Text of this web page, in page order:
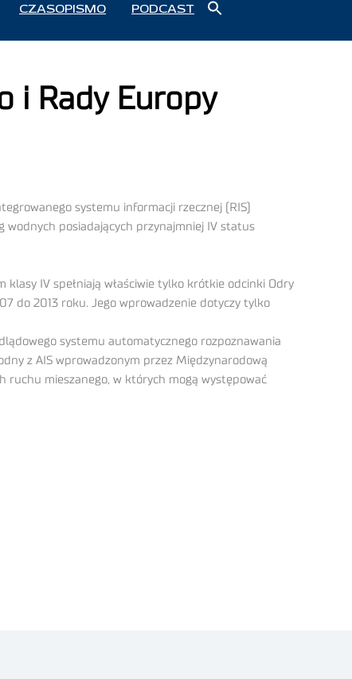
CZASOPISMO PODCAST
i Rady Europy
systemu informacji rzecznej (RIS)
wodnych posiadających przynajmniej IV status
IV spełniają właściwie tylko krótkie odcinki Odry
do 2013 roku. Jego wprowadzenie dotyczy tylko
systemu automatycznego rozpoznawania
z AIS wprowadzonym przez Międzynarodową
ruchu mieszanego, w których mogą występować